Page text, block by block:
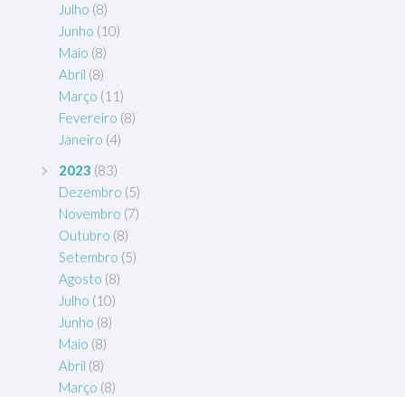
Julho (8)
Junho (10)
Maio (8)
Abril (8)
Março (11)
Fevereiro (8)
Janeiro (4)
2023 (83)
Dezembro (5)
Novembro (7)
Outubro (8)
Setembro (5)
Agosto (8)
Julho (10)
Junho (8)
Maio (8)
Abril (8)
Março (8)